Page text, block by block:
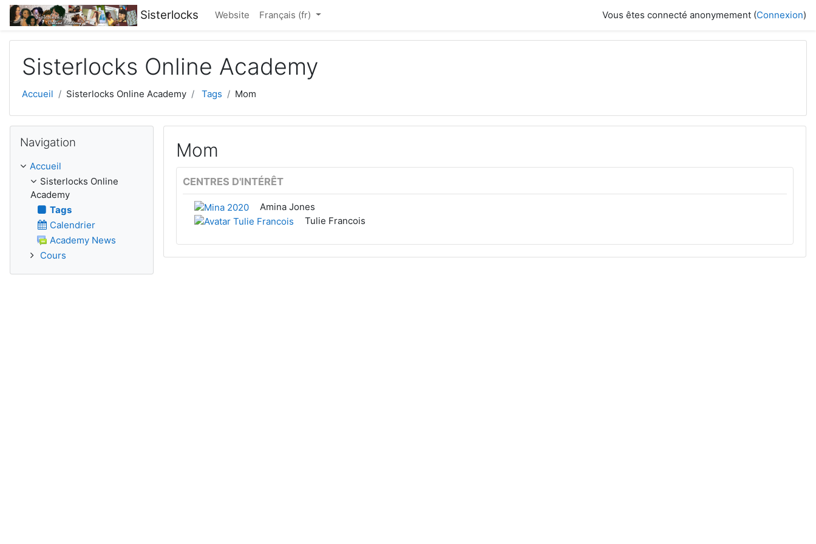
Passer au contenu principal
Sisterlocks Website Français ‎(fr)‎ Vous êtes connecté anonymement (Connexion)
Sisterlocks Online Academy
Accueil Sisterlocks Online Academy Tags Mom
Mom
CENTRES D'INTÉRÊT
Amina Jones
Tulie Francois
Navigation
Accueil
Sisterlocks Online
Academy
Tags
Calendrier
Academy News
Cours